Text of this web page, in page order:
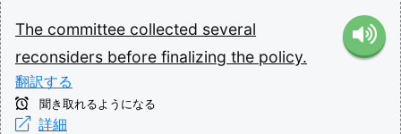
The committee collected several
reconsiders before finalizing the policy.
翻訳する
聞き取れるようになる
詳細